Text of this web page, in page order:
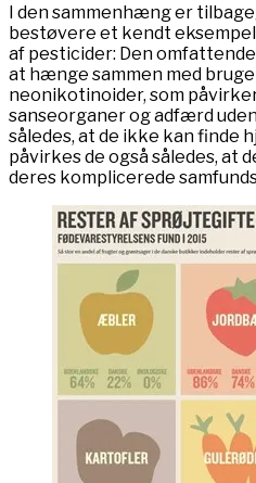
I den sammenhæng er
bestøvere et kendt
af pesticider: Den
at hænge sammen med
neonikotinoider, som
sanseorganer og adfærd
således, at de ikke kan finde
påvirkes de også således, at
deres komplicerede